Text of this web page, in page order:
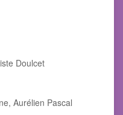
Doulcet
Aurélien Pascal